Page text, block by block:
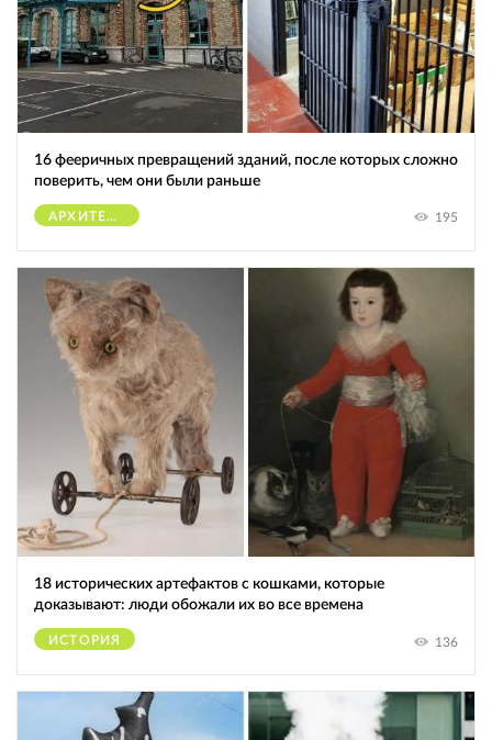
16 фееричных превращений зданий, после которых сложно
поверить, чем они были раньше
АРХИТЕКТУРА 195
18 исторических артефактов с кошками, которые
доказывают: люди обожали их во все времена
ИСТОРИЯ 136